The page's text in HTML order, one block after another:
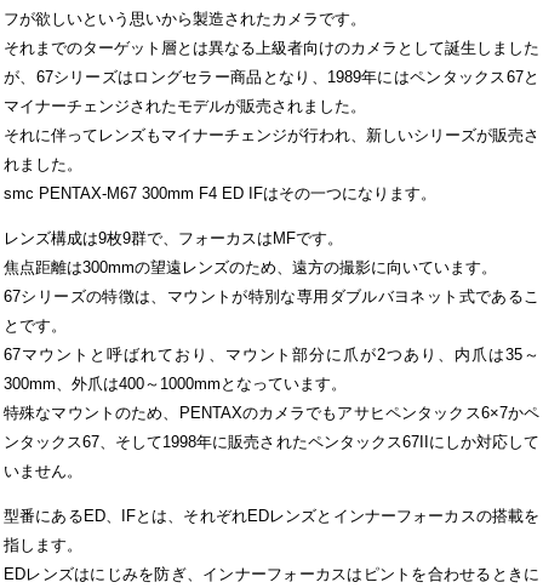
フが欲しいという思いから製造されたカメラです。
それまでのターゲット層とは異なる上級者向けのカメラとして誕生しました
が、67シリーズはロングセラー商品となり、1989年にはペンタックス67と
マイナーチェンジされたモデルが販売されました。
それに伴ってレンズもマイナーチェンジが行われ、新しいシリーズが販売さ
れました。
smc PENTAX-M67 300mm F4 ED IFはその一つになります。
レンズ構成は9枚9群で、フォーカスはMFです。
焦点距離は300mmの望遠レンズのため、遠方の撮影に向いています。
67シリーズの特徴は、マウントが特別な専用ダブルバヨネット式であるこ
とです。
67マウントと呼ばれており、マウント部分に爪が2つあり、内爪は35～
300mm、外爪は400～1000mmとなっています。
特殊なマウントのため、PENTAXのカメラでもアサヒペンタックス6×7かペ
ンタックス67、そして1998年に販売されたペンタックス67IIにしか対応して
いません。
型番にあるED、IFとは、それぞれEDレンズとインナーフォーカスの搭載を
指します。
EDレンズはにじみを防ぎ、インナーフォーカスはピントを合わせるときに